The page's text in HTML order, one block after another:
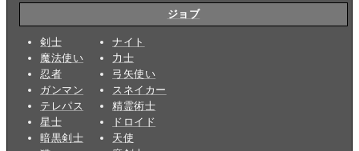
ジョブ
剣士
魔法使い
忍者
ガンマン
テレパス
星士
暗黒剣士
ナイト
力士
弓矢使い
スネイカー
精霊術士
ドロイド
天使